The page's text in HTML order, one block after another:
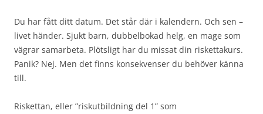
Du har fått ditt datum. Det står där i kalendern. Och sen –
livet händer. Sjukt barn, dubbelbokad helg, en mage som
vägrar samarbeta. Plötsligt har du missat din riskettakurs.
Panik? Nej. Men det finns konsekvenser du behöver känna
till.
Riskettan, eller ”riskutbildning del 1” som